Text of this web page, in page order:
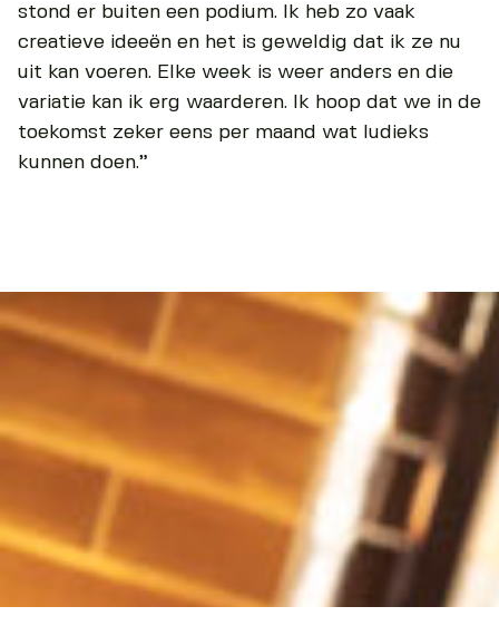
stond er buiten een podium. Ik heb zo vaak
creatieve ideeën en het is geweldig dat ik ze nu
uit kan voeren. Elke week is weer anders en die
variatie kan ik erg waarderen. Ik hoop dat we in de
toekomst zeker eens per maand wat ludieks
kunnen doen.”